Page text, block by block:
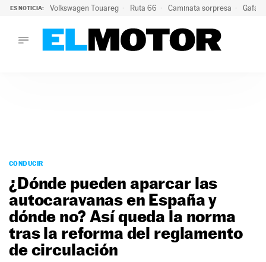
ES NOTICIA: Volkswagen Touareg Ruta 66 Caminata sorpresa Gafas
PODCAST
MOTOS
TECNOLOGÍA
SUPERCOCHES
MOTORTV
PREMIOS
SERVICIOS
CONDUCIR
¿Dónde pueden aparcar las
autocaravanas en España y
dónde no? Así queda la norma
tras la reforma del reglamento
de circulación